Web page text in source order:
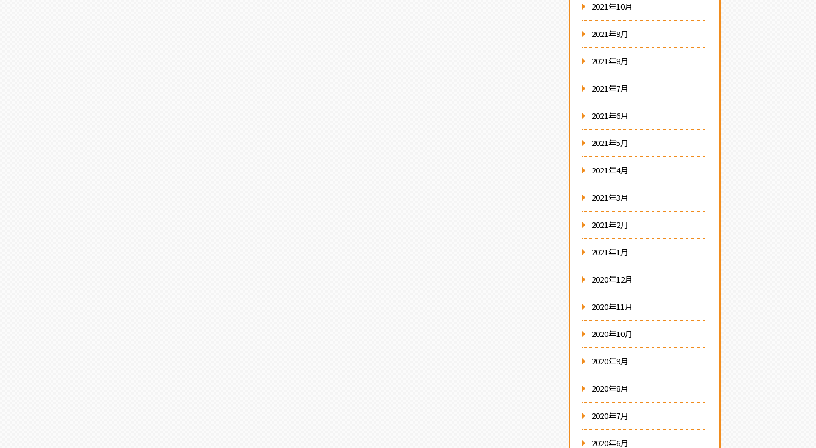
2021年10月
2021年9月
2021年8月
2021年7月
2021年6月
2021年5月
2021年4月
2021年3月
2021年2月
2021年1月
2020年12月
2020年11月
2020年10月
2020年9月
2020年8月
2020年7月
2020年6月